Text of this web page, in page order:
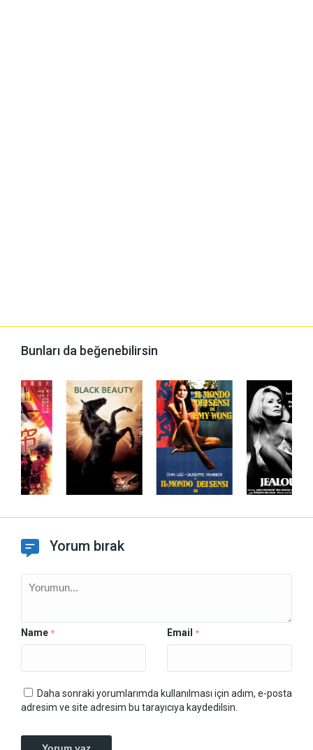
Bunları da beğenebilirsin
Yorum bırak
Name * Email *
Daha sonraki yorumlarımda kullanılması için adım, e-posta
adresim ve site adresim bu tarayıcıya kaydedilsin.